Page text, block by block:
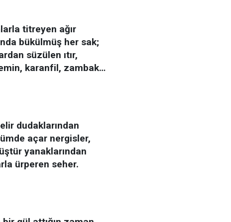
titreyen ağır
bükülmüş her sak;
süzülen ıtır,
karanfil, zambak…
dudaklarından
açar nergisler,
yanaklarından
ürperen seher.